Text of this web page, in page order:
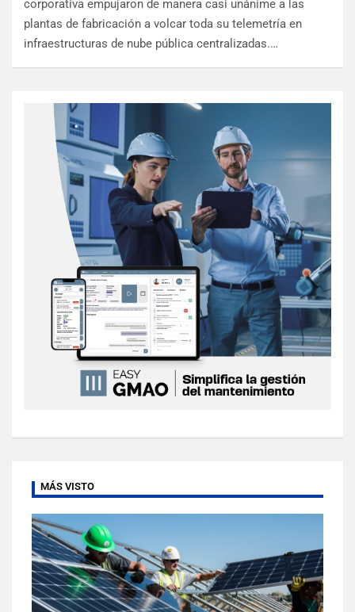
corporativa empujaron de manera casi unánime a las
plantas de fabricación a volcar toda su telemetría en
infraestructuras de nube pública centralizadas.…
MÁS VISTO